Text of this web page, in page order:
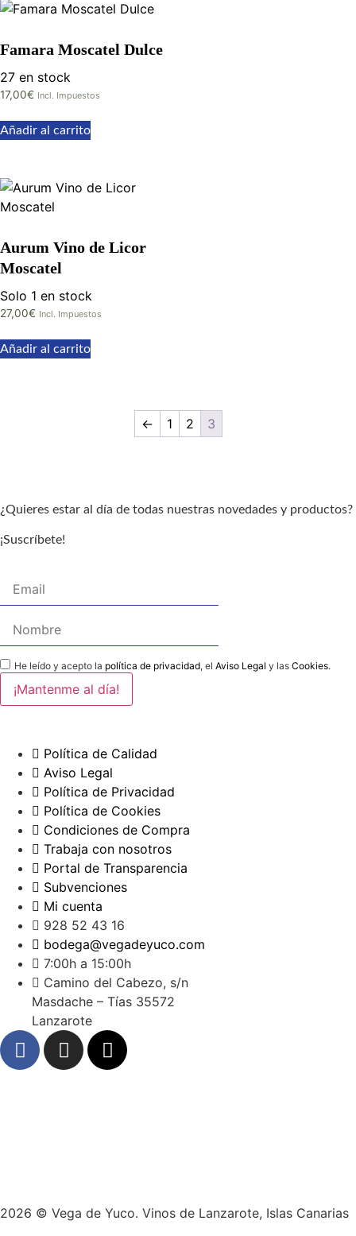
Famara Moscatel Dulce
27 en stock
17,00€ Incl. Impuestos
Añadir al carrito
Aurum Vino de Licor
Moscatel
Solo 1 en stock
27,00€ Incl. Impuestos
Añadir al carrito
← 1 2 3
¿Quieres estar al día de todas nuestras novedades y productos?
¡Suscríbete!
He leído y acepto la política de privacidad, el Aviso Legal y las Cookies.
Política de Calidad
Aviso Legal
Política de Privacidad
Política de Cookies
Condiciones de Compra
Trabaja con nosotros
Portal de Transparencia
Subvenciones
Mi cuenta
928 52 43 16
bodega@vegadeyuco.com
7:00h a 15:00h
Camino del Cabezo, s/n
Masdache – Tías 35572
Lanzarote
2026 © Vega de Yuco. Vinos de Lanzarote, Islas Canarias